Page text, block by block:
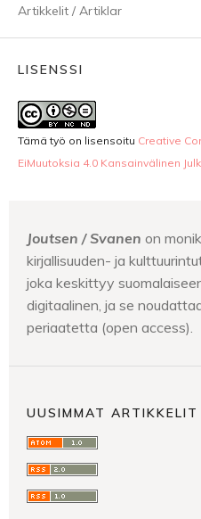
Artikkelit / Artiklar
LISENSSI
Tämä työ on lisensoitu Creative
EiMuutoksia 4.0 Kansainvälinen
Joutsen / Svanen on
kirjallisuuden- ja
joka keskittyy
digitaalinen, ja se
periaatetta (open access).
UUSIMMAT ARTIKKELIT